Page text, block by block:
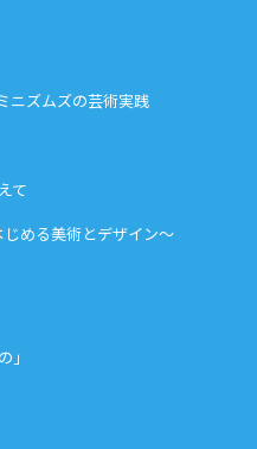
ニズムズの芸術実践
て
める美術とデザイン〜